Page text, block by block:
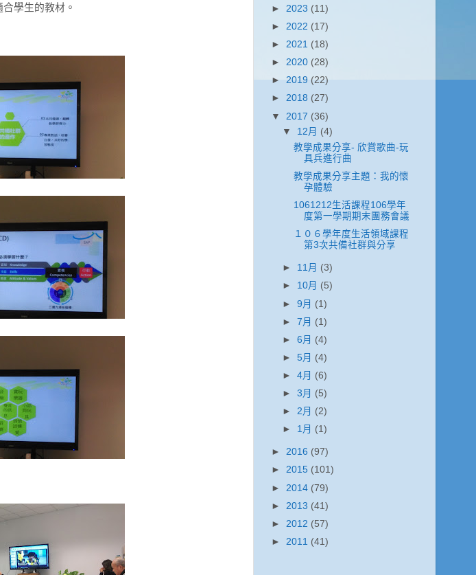
學生的教材。
► 2023 (11)
► 2022 (17)
► 2021 (18)
► 2020 (28)
► 2019 (22)
► 2018 (27)
▼ 2017 (36)
▼ 12月 (4)
教學成果分享- 欣賞歌曲-玩
具兵進行曲
教學成果分享主題：我的懷
孕體驗
1061212生活課程106學年
度第一學期期末團務會議
１０６學年度生活領域課程
第3次共備社群與分享
► 11月 (3)
► 10月 (5)
► 9月 (1)
► 7月 (1)
► 6月 (4)
► 5月 (4)
► 4月 (6)
► 3月 (5)
► 2月 (2)
► 1月 (1)
► 2016 (97)
► 2015 (101)
► 2014 (79)
► 2013 (41)
► 2012 (57)
► 2011 (41)